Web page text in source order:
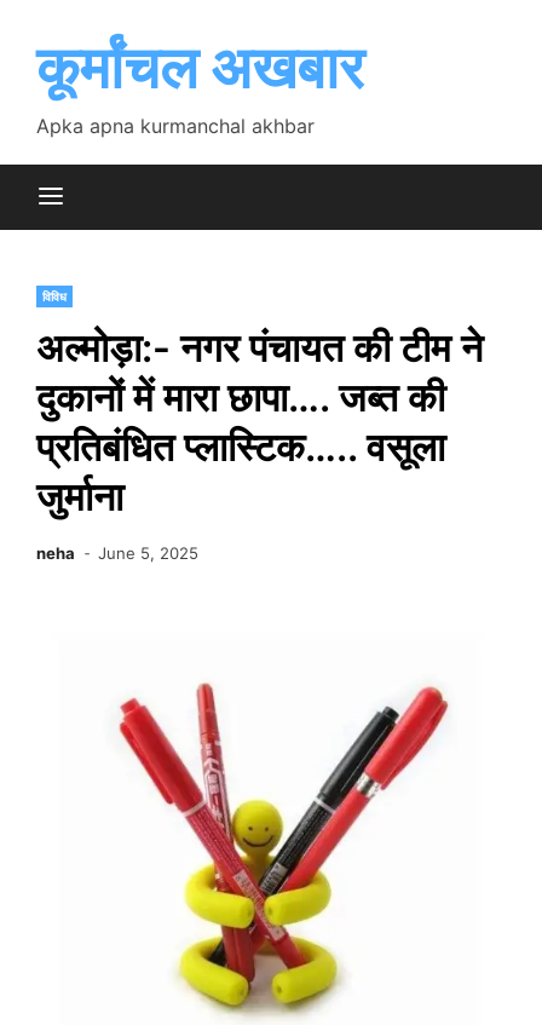
contentकूर्मांचल अखबार
Apka apna kurmanchal akhbar
विविध
अल्मोड़ा:- नगर पंचायत की टीम ने
दुकानों में मारा छापा…. जब्त की
प्रतिबंधित प्लास्टिक….. वसूला
जुर्माना
neha June 5, 2025